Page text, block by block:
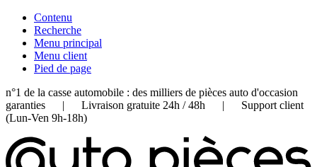
Contenu
Recherche
Menu principal
Menu client
Pied de page
n°1 de la casse automobile : des milliers de pièces auto d'occasion
garanties | Livraison gratuite 24h / 48h | Support client
(Lun-Ven 9h-18h)